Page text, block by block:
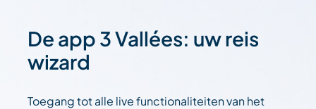
De app 3 Vallées: uw reis
wizard
Toegang tot alle live functionaliteiten van het